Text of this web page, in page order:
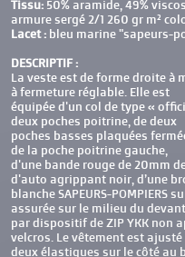
Tissu: 50% aramide, 49%
armure sergé 2/1 260 gr m²
Lacet : bleu marine "sapeurs-
DESCRIPTIF :
La veste est de forme droite à
à fermeture réglable. Elle est
équipée d'un col de type «
deux poches poitrine, de deux
poches basses plaquées
de la poche poitrine gauche,
d'une bande rouge de 20mm
d'auto agrippant noir, d’une
blanche SAPEURS-POMPIERS
assurée sur le milieu du devant
par dispositif de ZIP YKK non
velcros. Le vêtement est
deux élastiques sur le côté au